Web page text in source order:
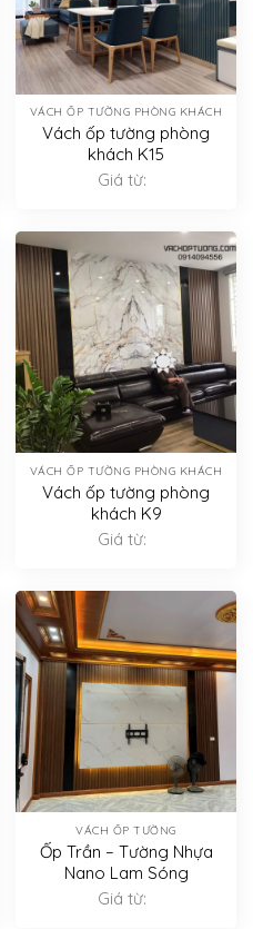
VÁCH ỐP TƯỜNG PHÒNG KHÁCH
Vách ốp tường phòng
khách K15
Giá từ:
VÁCH ỐP TƯỜNG PHÒNG KHÁCH
Vách ốp tường phòng
khách K9
Giá từ:
VÁCH ỐP TƯỜNG
Ốp Trần – Tường Nhựa
Nano Lam Sóng
Giá từ: